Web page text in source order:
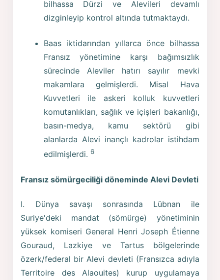
bilhassa Dürzi ve Alevileri devamlı
dizginleyip kontrol altında tutmaktaydı.
Baas iktidarından yıllarca önce bilhassa
Fransız yönetimine karşı bağımsızlık
sürecinde Aleviler hatırı sayılır mevki
makamlara gelmişlerdi. Misal Hava
Kuvvetleri ile askeri kolluk kuvvetleri
komutanlıkları, sağlık ve içişleri bakanlığı,
basın-medya, kamu sektörü gibi
alanlarda Alevi inançlı kadrolar istihdam
edilmişlerdi. 6
Fransız sömürgeciliği döneminde Alevi Devleti
I. Dünya savaşı sonrasında Lübnan ile
Suriye'deki mandat (sömürge) yönetiminin
yüksek komiseri General Henri Joseph Étienne
Gouraud, Lazkiye ve Tartus bölgelerinde
özerk/federal bir Alevi devleti (Fransızca adıyla
Territoire des Alaouites) kurup uygulamaya